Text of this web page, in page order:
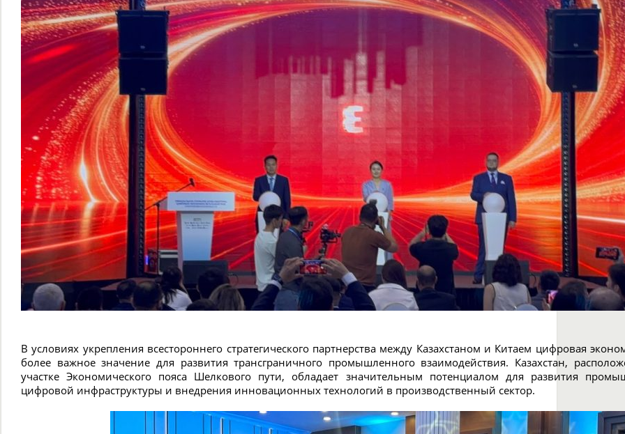
В условиях укрепления всестороннего стратегического партнерства между Казахстаном и Китаем цифровая
более важное значение для развития трансграничного промышленного взаимодействия. Казахстан,
участке Экономического пояса Шелкового пути, обладает значительным потенциалом для развития
цифровой инфраструктуры и внедрения инновационных технологий в производственный сектор.